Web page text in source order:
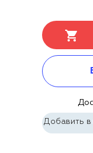
Добавить в